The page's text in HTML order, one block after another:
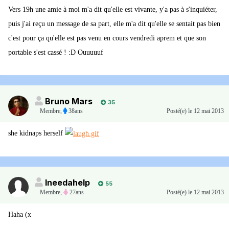
Vers 19h une amie à moi m'a dit qu'elle est vivante, y'a pas à s'inquiéter,
puis j'ai reçu un message de sa part, elle m'a dit qu'elle se sentait pas bien
c'est pour ça qu'elle est pas venu en cours vendredi aprem et que son
portable s'est cassé ! :D Ouuuuuf
Bruno Mars
35
Membre, 38ans Posté(e) le 12 mai 2013
she kidnaps herself
Ineedahelp
55
Membre, 27ans Posté(e) le 12 mai 2013
Haha (x